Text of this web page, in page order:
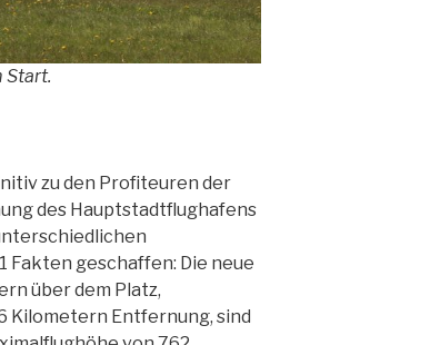
Start.
zu den Profiteuren der
des Hauptstadtflughafens
Fakten geschaffen: Die neue
über dem Platz,
Kilometern Entfernung, sind